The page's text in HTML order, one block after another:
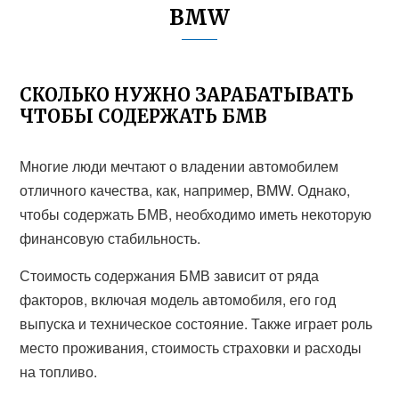
BMW
СКОЛЬКО НУЖНО ЗАРАБАТЫВАТЬ
ЧТОБЫ СОДЕРЖАТЬ БМВ
Многие люди мечтают о владении автомобилем
отличного качества, как, например, BMW. Однако,
чтобы содержать БМВ, необходимо иметь некоторую
финансовую стабильность.
Стоимость содержания БМВ зависит от ряда
факторов, включая модель автомобиля, его год
выпуска и техническое состояние. Также играет роль
место проживания, стоимость страховки и расходы
на топливо.